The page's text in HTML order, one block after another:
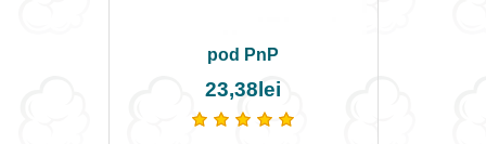
pod PnP
23,38lei